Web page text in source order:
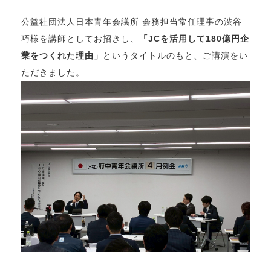
公益社団法人日本青年会議所 会務担当常任理事の渋谷
巧様を講師としてお招きし、
「JCを活用して180億円企
業をつくれた理由」
というタイトルのもと、ご講演をい
ただきました。